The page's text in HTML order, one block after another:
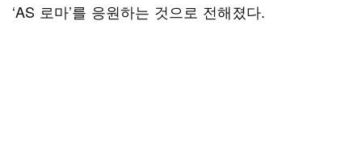
‘AS 로마’를 응원하는 것으로 전해졌다.